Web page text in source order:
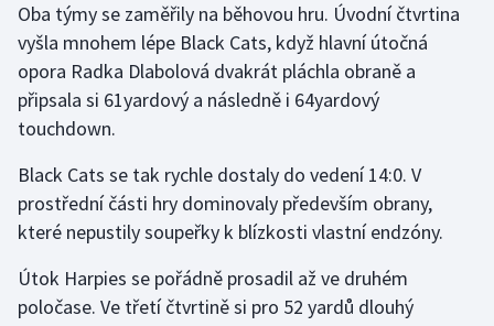
Plážový volejbal
Ragby
Rychlobruslení
Rychlostní kanoistika
Short track
Sportovní střelba
Oba týmy se zaměřily na běhovou hru. Úvodní čtvrtina
vyšla mnohem lépe Black Cats, když hlavní útočná
opora Radka Dlabolová dvakrát pláchla obraně a
připsala si 61yardový a následně i 64yardový
touchdown.
Black Cats se tak rychle dostaly do vedení 14:0. V
prostřední části hry dominovaly především obrany,
které nepustily soupeřky k blízkosti vlastní endzóny.
Útok Harpies se pořádně prosadil až ve druhém
poločase. Ve třetí čtvrtině si pro 52 yardů dlouhý